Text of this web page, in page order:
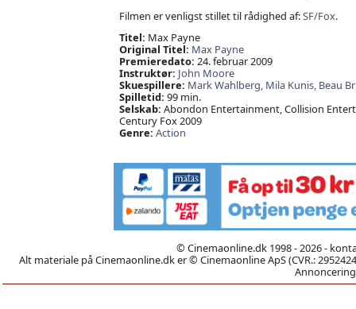
Filmen er venligst stillet til rådighed af:SF/Fox.
Titel: Max Payne
Original Titel: Max Payne
Premieredato: 24. februar 2009
Instruktør: John Moore
Skuespillere: Mark Wahlberg, Mila Kunis, Beau
Spilletid: 99 min.
Selskab: Abondon Entertainment, Collision
Century Fox 2009
Genre: Action
© Cinemaonline.dk 1998 - 2026 -
Alt materiale på Cinemaonline.dk er © Cinemaonline ApS (CVR.: